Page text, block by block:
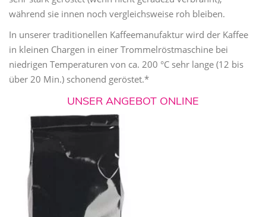
während sie innen noch vergleichsweise roh bleiben.
In unserer traditionellen Kaffeemanufaktur wird der Kaffee
in kleinen Chargen in einer Trommelröstmaschine bei
niedrigen Temperaturen von ca. 200 °C sehr lange (12 bis
über 20 Min.) schonend geröstet.*
UNSER ANGEBOT ONLINE